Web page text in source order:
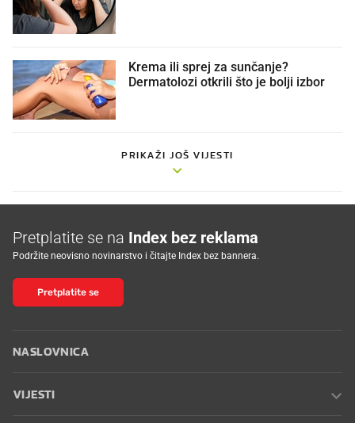
Krema ili sprej za sunčanje?
Dermatolozi otkrili što je bolji izbor
PRIKAŽI JOŠ VIJESTI
Pretplatite se na Index bez reklama
Podržite neovisno novinarstvo i čitajte Index bez bannera.
Pretplatite se
NASLOVNICA
VIJESTI